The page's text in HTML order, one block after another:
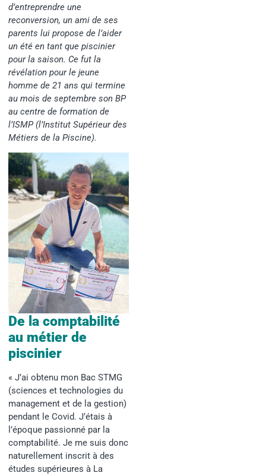
d’entreprendre une
reconversion, un ami de ses
parents lui propose de l’aider
un été en tant que piscinier
pour la saison. Ce fut la
révélation pour le jeune
homme de 21 ans qui termine
au mois de septembre son BP
au centre de formation de
l’ISMP (l’Institut Supérieur des
Métiers de la Piscine).
De la comptabilité
au métier de
piscinier
« J’ai obtenu mon Bac STMG
(sciences et technologies du
management et de la gestion)
pendant le Covid. J’étais à
l’époque passionné par la
comptabilité. Je me suis donc
naturellement inscrit à des
études supérieures à La